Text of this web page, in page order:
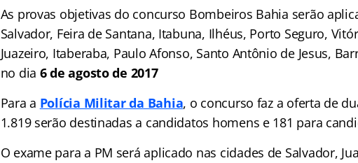
As provas objetivas do concurso Bombeiros Bahia serão
Salvador, Feira de Santana, Itabuna, Ilhéus, Porto Seguro,
Juazeiro, Itaberaba, Paulo Afonso, Santo Antônio de Jesus,
no dia 6 de agosto de 2017
Para a Polícia Militar da Bahia, o concurso faz a oferta de
1.819 serão destinadas a candidatos homens e 181 para
O exame para a PM será aplicado nas cidades de Salvador,